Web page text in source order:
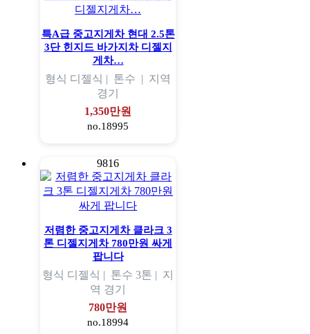
특A급 중고지게차 현대 2.5톤
3단 힌지드 바가지차 디젤지
게차…
형식 디젤식 | 톤수 | 지역
경기
1,350만원
no.18995
9816
저렴한 중고지게차 클라크 3
톤 디젤지게차 780만원 싸게
팝니다
형식 디젤식 | 톤수 3톤 | 지
역 경기
780만원
no.18994